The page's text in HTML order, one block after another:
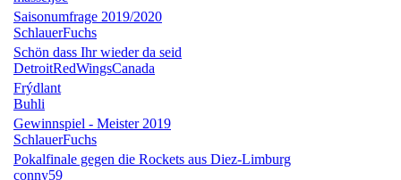
Saisonumfrage 2019/2020
SchlauerFuchs
Schön dass Ihr wieder da seid
DetroitRedWingsCanada
Frýdlant
Buhli
Gewinnspiel - Meister 2019
SchlauerFuchs
Pokalfinale gegen die Rockets aus Diez-Limburg
conny59